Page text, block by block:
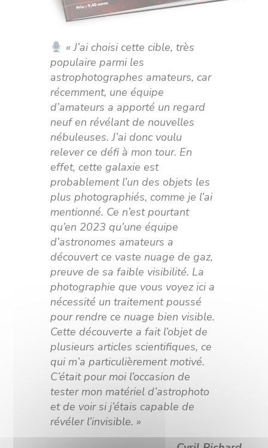
« J’ai choisi cette cible, très
populaire parmi les
astrophotographes amateurs, car
récemment, une équipe
d’amateurs a apporté un regard
neuf en révélant de nouvelles
nébuleuses. J’ai donc voulu
relever ce défi à mon tour. En
effet, cette galaxie est
probablement l’un des objets les
plus photographiés, comme je l’ai
mentionné. Ce n’est pourtant
qu’en 2023 qu’une équipe
d’astronomes amateurs a
découvert ce vaste nuage de gaz,
preuve de sa faible visibilité. La
photographie que vous voyez ici a
nécessité un traitement poussé
pour rendre ce nuage bien visible.
Cette découverte a fait l’objet de
plusieurs articles scientifiques, ce
qui m’a particulièrement motivé.
C’était pour moi l’occasion de
tester mon matériel d’astrophoto
et de voir si j’étais capable de
révéler l’invisible. »